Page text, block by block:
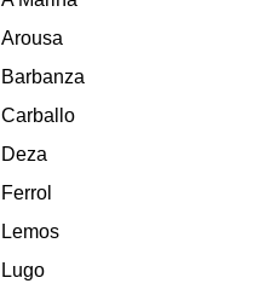
Arousa
Barbanza
Carballo
Deza
Ferrol
Lemos
Lugo